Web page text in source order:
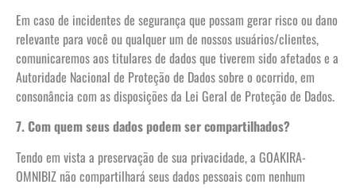
Em caso de incidentes de segurança que possam gerar risco ou dano
relevante para você ou qualquer um de nossos usuários/clientes,
comunicaremos aos titulares de dados que tiverem sido afetados e a
Autoridade Nacional de Proteção de Dados sobre o ocorrido, em
consonância com as disposições da Lei Geral de Proteção de Dados.
7. Com quem seus dados podem ser compartilhados?
Tendo em vista a preservação de sua privacidade, a GOAKIRA-
OMNIBIZ não compartilhará seus dados pessoais com nenhum